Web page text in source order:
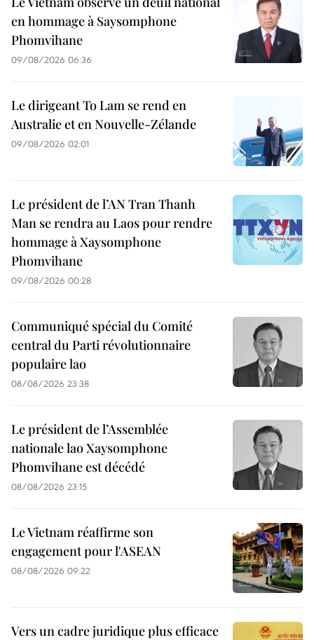
en hommage à Saysomphone
Phomvihane
09/08/2026 06:36
Le dirigeant To Lam se rend en
Australie et en Nouvelle-Zélande
09/08/2026 02:01
Le président de l’AN Tran Thanh
Man se rendra au Laos pour rendre
hommage à Xaysomphone
Phomvihane
09/08/2026 00:28
Communiqué spécial du Comité
central du Parti révolutionnaire
populaire lao
08/08/2026 23:38
Le président de l’Assemblée
nationale lao Xaysomphone
Phomvihane est décédé
08/08/2026 23:15
Le Vietnam réaffirme son
engagement pour l'ASEAN
08/08/2026 09:22
Vers un cadre juridique plus efficace